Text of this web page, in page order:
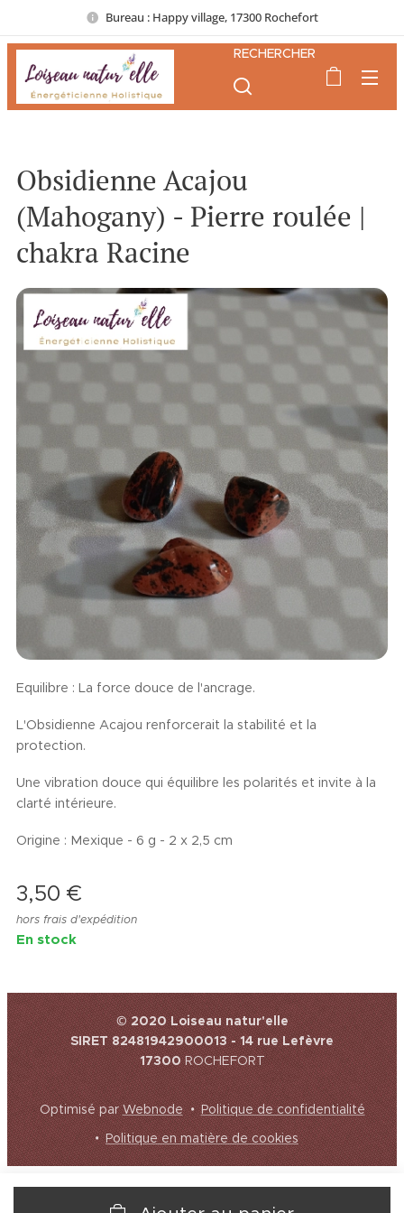
Bureau : Happy village, 17300 Rochefort
RECHERCHER
Obsidienne Acajou
(Mahogany) - Pierre roulée |
chakra Racine
Equilibre : La force douce de l'ancrage.
L'Obsidienne Acajou renforcerait la stabilité et la
protection.
Une vibration douce qui équilibre les polarités et invite à la
clarté intérieure.
Origine : Mexique - 6 g - 2 x 2,5 cm
3,50 €
hors frais d'expédition
En stock
© 2020 Loiseau natur'elle
SIRET 82481942900013 - 14 rue Lefèvre
17300ROCHEFORT
Optimisé parWebnode
Politique de confidentialité
Politique en matière de cookies